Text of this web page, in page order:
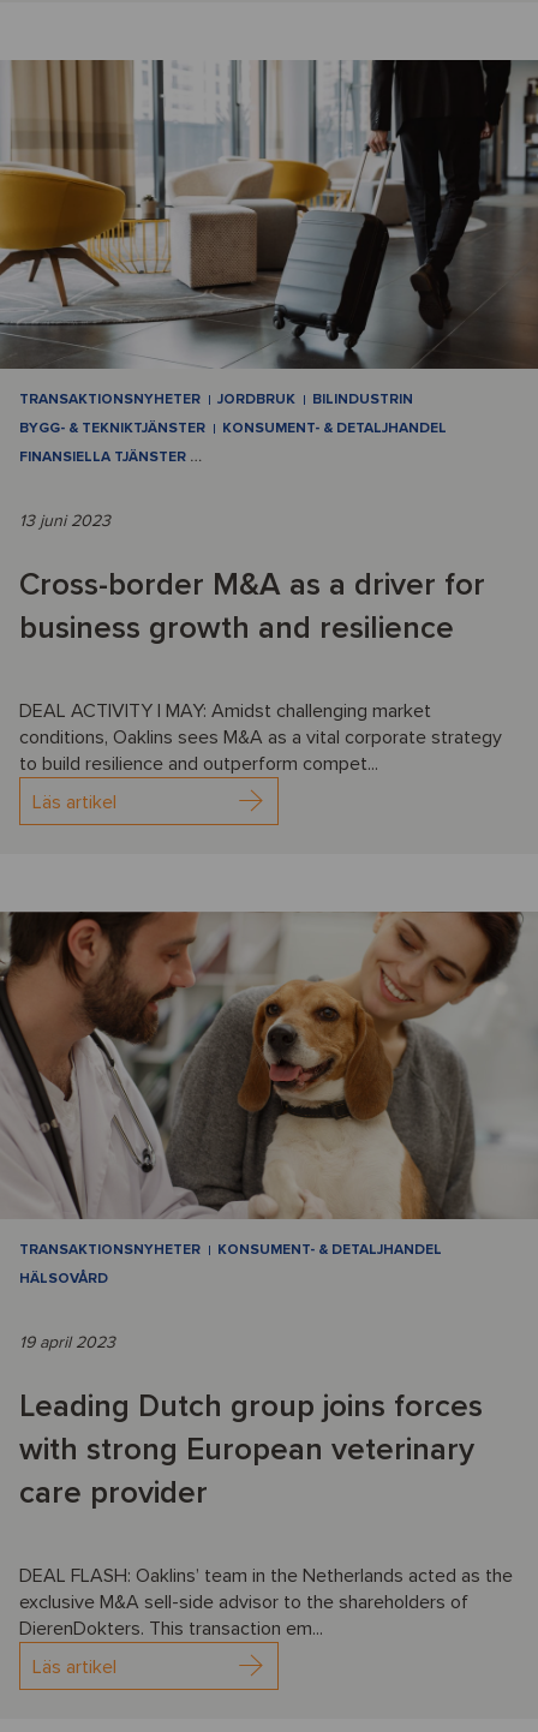
TRANSAKTIONSNYHETER JORDBRUK
BILINDUSTRIN
BYGG- & TEKNIKTJÄNSTER
KONSUMENT- & DETALJHANDEL
FINANSIELLA TJÄNSTER …
13 juni 2023
Cross-border M&A as a driver for
business growth and resilience
DEAL ACTIVITY | MAY: Amidst challenging market
conditions, Oaklins sees M&A as a vital corporate strategy
to build resilience and outperform compet...
Läs artikel
TRANSAKTIONSNYHETER
KONSUMENT- & DETALJHANDEL
HÄLSOVÅRD
19 april 2023
Leading Dutch group joins forces
with strong European veterinary
care provider
DEAL FLASH: Oaklins’ team in the Netherlands acted as the
exclusive M&A sell-side advisor to the shareholders of
DierenDokters. This transaction em...
Läs artikel